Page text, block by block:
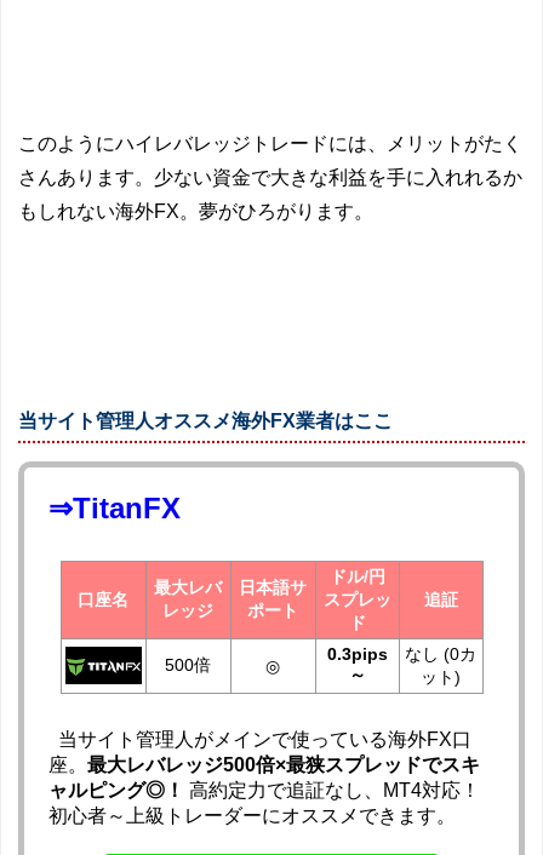
このようにハイレバレッジトレードには、メリットがたく
さんあります。少ない資金で大きな利益を手に入れれるか
もしれない海外FX。夢がひろがります。
当サイト管理人オススメ海外FX業者はここ
⇒TitanFX
口座名
最大レバ
レッジ
日本語サ
ポート
ドル/円
スプレッ
ド
追証
500倍 ◎
0.3pips
～
なし (0カ
ット)
当サイト管理人がメインで使っている海外FX口
座。 最大レバレッジ500倍×最狭スプレッドでスキ
ャルピング◎！
高約定力で追証なし、MT4対応！
初心者～上級トレーダーにオススメできます。